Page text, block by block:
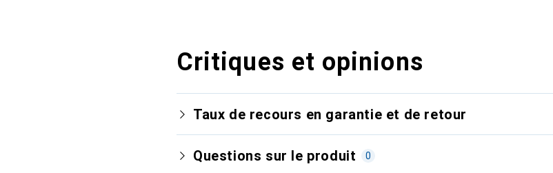
Critiques et opinions
Taux de recours en garantie et de retour
Questions sur le produit 0